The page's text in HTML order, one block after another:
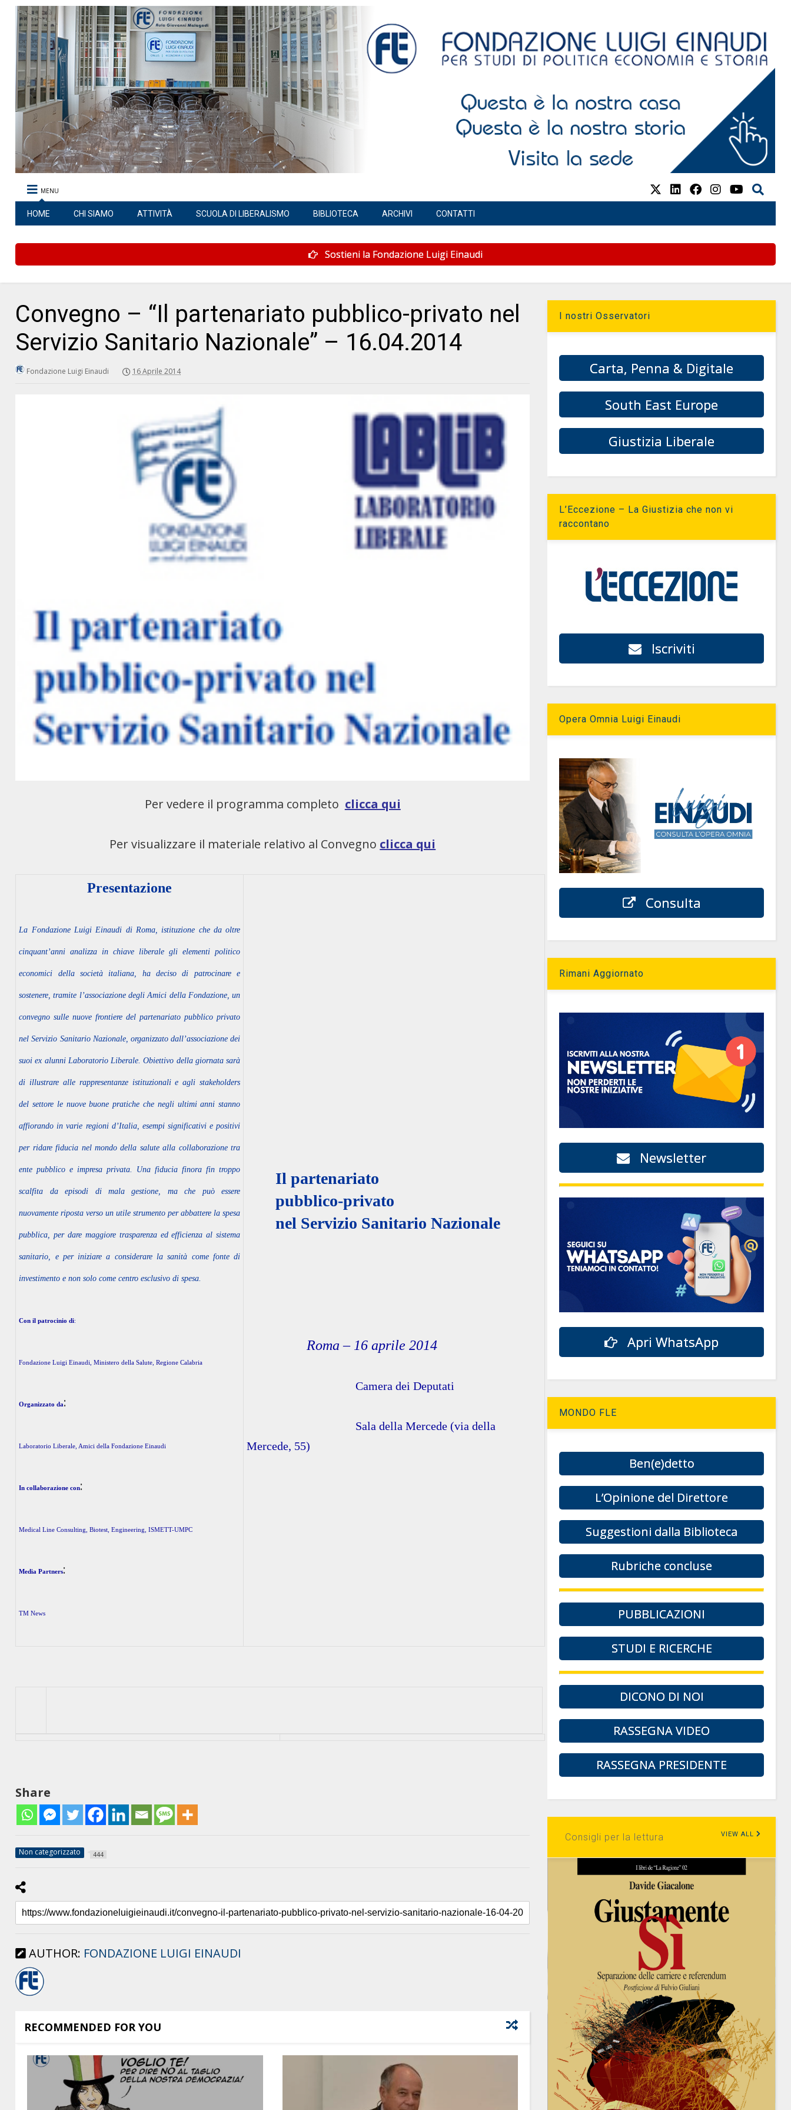
MENU
HOME CHI SIAMO ATTIVITÀ SCUOLA DI LIBERALISMO BIBLIOTECA ARCHIVI CONTATTI
Sostieni la Fondazione Luigi Einaudi
Convegno – “Il partenariato pubblico-privato nel
Servizio Sanitario Nazionale” – 16.04.2014
Fondazione Luigi Einaudi 16 Aprile 2014
Per vedere il programma completo clicca qui
Per visualizzare il materiale relativo al Convegno clicca qui
Presentazione
La Fondazione Luigi Einaudi di Roma, istituzione che da oltre
cinquant’anni analizza in chiave liberale gli elementi politico
economici della società italiana, ha deciso di patrocinare e
sostenere, tramite l’associazione degli Amici della Fondazione, un
convegno sulle nuove frontiere del partenariato pubblico privato
nel Servizio Sanitario Nazionale, organizzato dall’associazione dei
suoi ex alunni Laboratorio Liberale. Obiettivo della giornata sarà
di illustrare alle rappresentanze istituzionali e agli stakeholders
del settore le nuove buone pratiche che negli ultimi anni stanno
affiorando in varie regioni d’Italia, esempi significativi e positivi
per ridare fiducia nel mondo della salute alla collaborazione tra
ente pubblico e impresa privata. Una fiducia finora fin troppo
scalfita da episodi di mala gestione, ma che può essere
nuovamente riposta verso un utile strumento per abbattere la spesa
pubblica, per dare maggiore trasparenza ed efficienza al sistema
sanitario, e per iniziare a considerare la sanità come fonte di
investimento e non solo come centro esclusivo di spesa.
Con il patrocinio di:
Fondazione Luigi Einaudi, Ministero della Salute, Regione Calabria
Organizzato da:
Laboratorio Liberale, Amici della Fondazione Einaudi
In collaborazione con:
Medical Line Consulting, Biotest, Engineering, ISMETT-UMPC
Media Partners:
TM News
Il partenariato
pubblico-privato
nel Servizio Sanitario Nazionale
Roma – 16 aprile 2014
Camera dei Deputati
Sala della Mercede (via della
Mercede, 55)
Share
Non categorizzato 444
AUTHOR: FONDAZIONE LUIGI EINAUDI
RECOMMENDED FOR YOU
I nostri Osservatori
Carta, Penna & Digitale
South East Europe
Giustizia Liberale
L’Eccezione – La Giustizia che non vi
raccontano
Iscriviti
Opera Omnia Luigi Einaudi
Consulta
Rimani Aggiornato
Newsletter
Apri WhatsApp
MONDO FLE
Ben(e)detto
L’Opinione del Direttore
Suggestioni dalla Biblioteca
Rubriche concluse
PUBBLICAZIONI
STUDI E RICERCHE
DICONO DI NOI
RASSEGNA VIDEO
RASSEGNA PRESIDENTE
Consigli per la lettura VIEW ALL